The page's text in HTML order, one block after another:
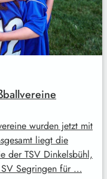
wurden jetzt mit
liegt die
der TSV Dinkelsbühl,
Segringen für …